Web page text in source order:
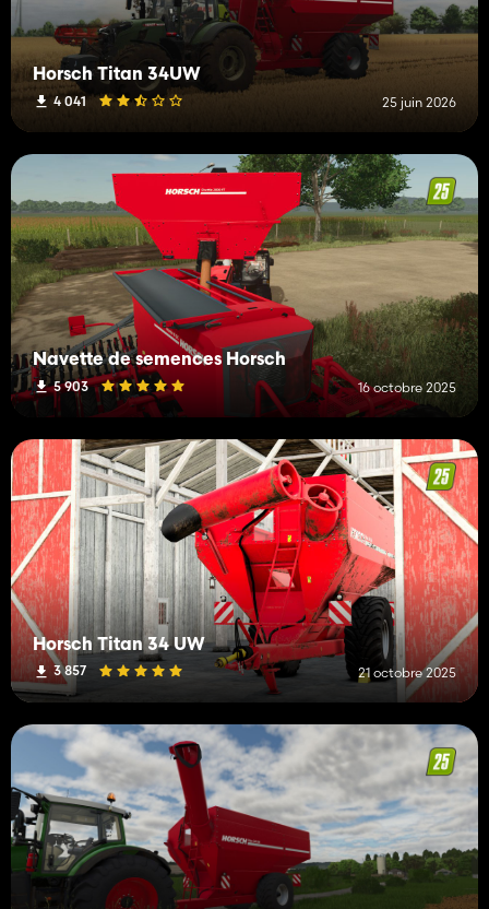
Horsch Titan 34UW
4 041 25 juin 2026
Navette de semences Horsch
5 903 16 octobre 2025
Horsch Titan 34 UW
3 857 21 octobre 2025